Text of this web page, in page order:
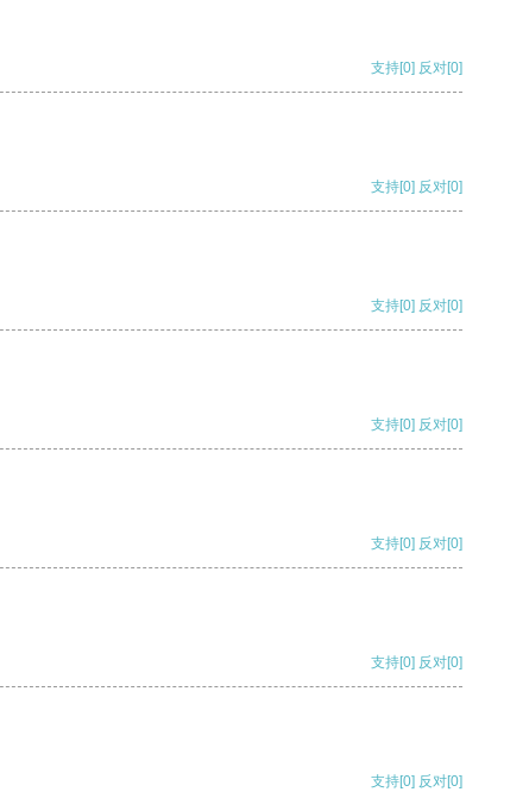
支持[0] 反对[0]
支持[0] 反对[0]
支持[0] 反对[0]
支持[0] 反对[0]
支持[0] 反对[0]
支持[0] 反对[0]
支持[0] 反对[0]